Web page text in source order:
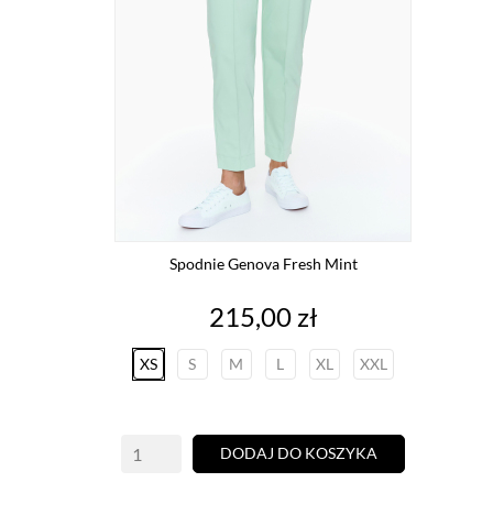
Spodnie Genova Fresh Mint
Cena
215,00 zł
XS S M L XL XXL
DODAJ DO KOSZYKA